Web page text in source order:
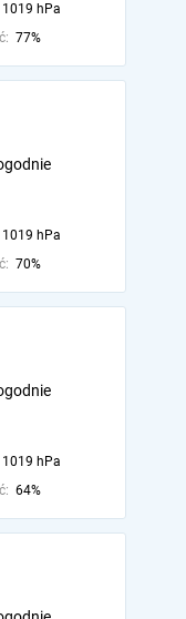
1019 hPa
77%
1019 hPa
70%
1019 hPa
64%